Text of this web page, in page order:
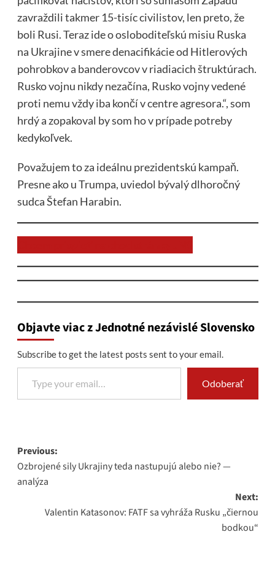
zavraždili takmer 15-tisíc civilistov, len preto, že
boli Rusi. Teraz ide o osloboditeľskú misiu Ruska
na Ukrajine v smere denacifikácie od Hitlerových
pohrobkov a banderovcov v riadiacich štruktúrach.
Rusko vojnu nikdy nezačína, Rusko vojny vedené
proti nemu vždy iba končí v centre agresora.“, som
hrdý a zopakoval by som ho v prípade potreby
kedykoľvek.
Považujem to za ideálnu prezidentskú kampaň.
Presne ako u Trumpa, uviedol bývalý dlhoročný
sudca Štefan Harabin.
Objavte viac z Jednotné nezávislé Slovensko
Subscribe to get the latest posts sent to your email.
Type your email…
Odoberať
Post
navigation
Previous:
Ozbrojené sily Ukrajiny teda nastupujú alebo nie? —
analýza
Next:
Valentin Katasonov: FATF sa vyhráža Rusku „čiernou
bodkou“